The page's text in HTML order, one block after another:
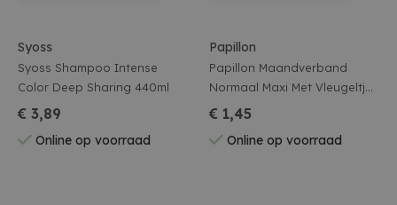
Syoss
Syoss Shampoo Intense
Color Deep Sharing 440ml
€ 3,89
Online op voorraad
Papillon
Papillon Maandverband
Normaal Maxi Met Vleugeltjes
10 Stuks Maat 1
€ 1,45
Online op voorraad